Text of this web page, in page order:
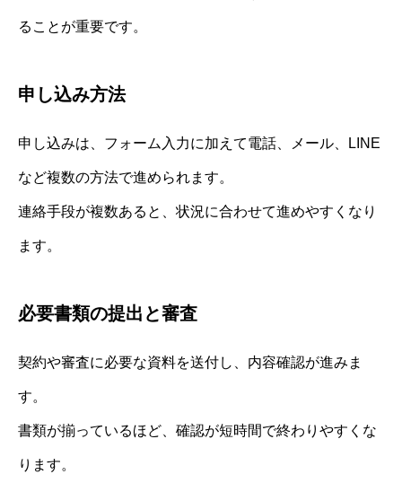
ることが重要です。
申し込み方法
申し込みは、フォーム入力に加えて電話、メール、LINE
など複数の方法で進められます。
連絡手段が複数あると、状況に合わせて進めやすくなり
ます。
必要書類の提出と審査
契約や審査に必要な資料を送付し、内容確認が進みま
す。
書類が揃っているほど、確認が短時間で終わりやすくな
ります。